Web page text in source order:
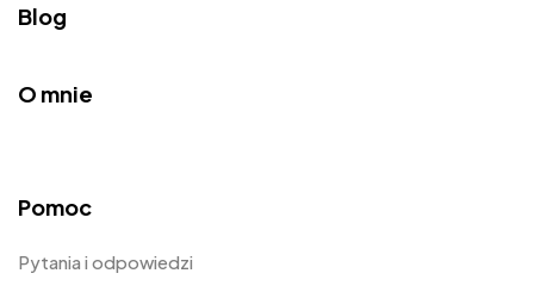
Blog
O mnie
Pomoc
Pytania i odpowiedzi